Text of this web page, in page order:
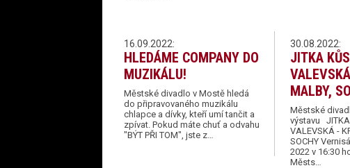
16.09.2022:
HLEDÁME COMPANY DO
MUZIKÁLU!
Městské divadlo v Mostě hledá
do připravovaného muzikálu
chlapce a dívky, kteří umí tančit a
zpívat. Pokud máte chuť a odvahu
"BÝT PŘI TOM", jste z…
30.08.2022:
JITKA
MALBY,
Městské
výstavu JITKA
VALEVSKÁ -
SOCHY
2022 v 16:30
Městs…